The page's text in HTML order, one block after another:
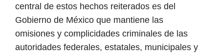
central de estos hechos reiterados es del
Gobierno de México que mantiene las
omisiones y complicidades criminales de las
autoridades federales, estatales, municipales y